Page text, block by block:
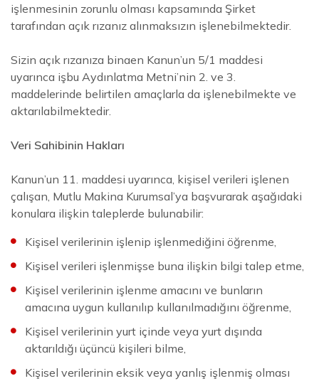
işlenmesinin zorunlu olması kapsamında Şirket
tarafından açık rızanız alınmaksızın işlenebilmektedir.
Sizin açık rızanıza binaen Kanun’un 5/1 maddesi
uyarınca işbu Aydınlatma Metni’nin 2. ve 3.
maddelerinde belirtilen amaçlarla da işlenebilmekte ve
aktarılabilmektedir.
Veri Sahibinin Hakları
Kanun’un 11. maddesi uyarınca, kişisel verileri işlenen
çalışan, Mutlu Makina Kurumsal’ya başvurarak aşağıdaki
konulara ilişkin taleplerde bulunabilir:
Kişisel verilerinin işlenip işlenmediğini öğrenme,
Kişisel verileri işlenmişse buna ilişkin bilgi talep etme,
Kişisel verilerinin işlenme amacını ve bunların
amacına uygun kullanılıp kullanılmadığını öğrenme,
Kişisel verilerinin yurt içinde veya yurt dışında
aktarıldığı üçüncü kişileri bilme,
Kişisel verilerinin eksik veya yanlış işlenmiş olması